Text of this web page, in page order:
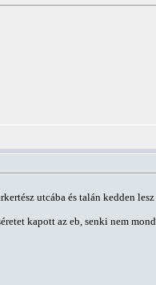
utcába és talán kedden lesz
kapott az eb, senki nem